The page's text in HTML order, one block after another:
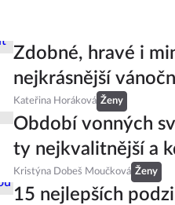
Zdobné, hravé i
nejkrásnější
Kateřina Horáková Ženy
Období vonných
ty nejkvalitnější a
Kristýna Dobeš Moučková Ženy
15 nejlepších